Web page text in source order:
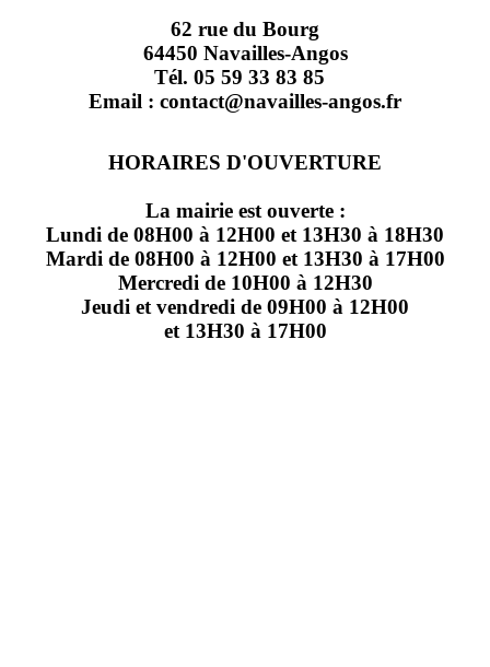
62 rue du Bourg
64450 Navailles-Angos
Tél. 05 59 33 83 85
Email : contact@navailles-angos.fr
HORAIRES D'OUVERTURE
La mairie est ouverte :
Lundi de 08H00 à 12H00 et 13H30 à 18H30
Mardi de 08H00 à 12H00 et 13H30 à 17H00
Mercredi de 10H00 à 12H30
Jeudi et vendredi de 09H00 à 12H00
et 13H30 à 17H00